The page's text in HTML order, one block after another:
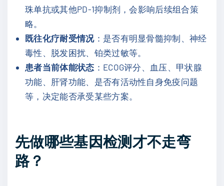
珠单抗或其他PD-1抑制剂，会影响后续组合策
略。
既往化疗耐受情况：是否有明显骨髓抑制、神经
毒性、脱发困扰、铂类过敏等。
患者当前体能状态 ：ECOG评分、血压、甲状腺
功能、肝肾功能、是否有活动性自身免疫问题
等，决定能否承受某些方案。
先做哪些基因检测才不走弯
路？